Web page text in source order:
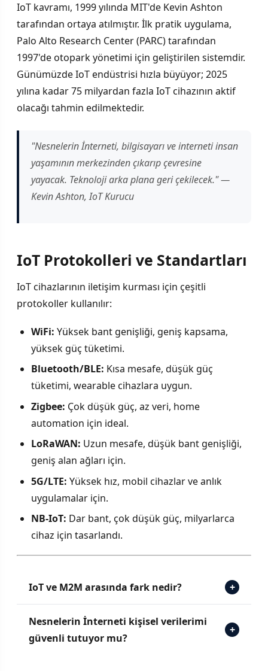
IoT kavramı, 1999 yılında MIT'de Kevin Ashton
tarafından ortaya atılmıştır. İlk pratik uygulama,
Palo Alto Research Center (PARC) tarafından
1997'de otopark yönetimi için geliştirilen sistemdir.
Günümüzde IoT endüstrisi hızla büyüyor; 2025
yılına kadar 75 milyardan fazla IoT cihazının aktif
olacağı tahmin edilmektedir.
"Nesnelerin İnterneti, bilgisayarı ve interneti insan
yaşamının merkezinden çıkarıp çevresine
yayacak. Teknoloji arka plana geri çekilecek." —
Kevin Ashton, IoT Kurucu
IoT Protokolleri ve Standartları
IoT cihazlarının iletişim kurması için çeşitli
protokoller kullanılır:
WiFi: Yüksek bant genişliği, geniş kapsama,
yüksek güç tüketimi.
Bluetooth/BLE: Kısa mesafe, düşük güç
tüketimi, wearable cihazlara uygun.
Zigbee: Çok düşük güç, az veri, home
automation için ideal.
LoRaWAN: Uzun mesafe, düşük bant genişliği,
geniş alan ağları için.
5G/LTE: Yüksek hız, mobil cihazlar ve anlık
uygulamalar için.
NB-IoT: Dar bant, çok düşük güç, milyarlarca
cihaz için tasarlandı.
IoT ve M2M arasında fark nedir? +
Nesnelerin İnterneti kişisel verilerimi
güvenli tutuyor mu?
+